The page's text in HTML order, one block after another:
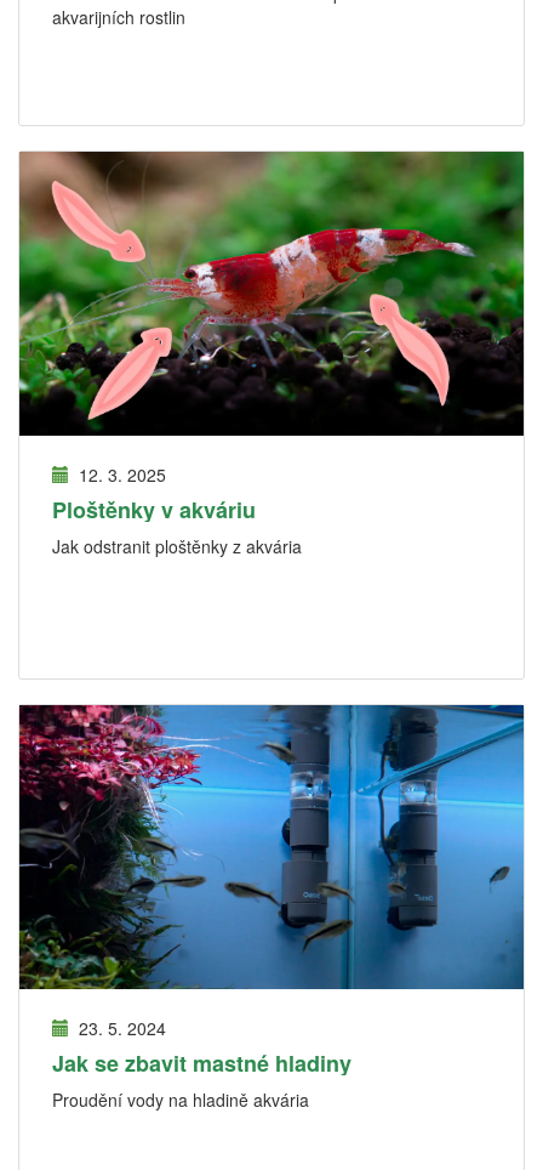
akvarijních rostlin
12. 3. 2025
Ploštěnky v akváriu
Jak odstranit ploštěnky z akvária
23. 5. 2024
Jak se zbavit mastné hladiny
Proudění vody na hladině akvária